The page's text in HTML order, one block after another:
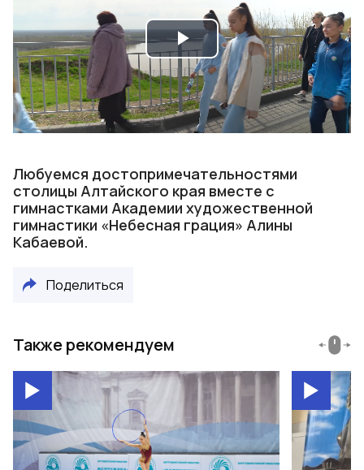
Play
Video
Любуемся достопримечательностями
столицы Алтайского края вместе с
гимнастками Академии художественной
гимнастики «Небесная грация» Алины
Кабаевой.
Поделиться
Также рекомендуем